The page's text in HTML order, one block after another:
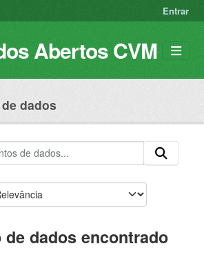
Entrar
Abertos CVM
dados
dados encontrado